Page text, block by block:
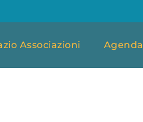
Associazioni Agenda